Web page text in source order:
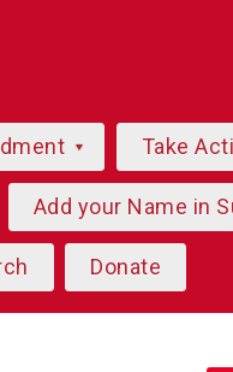
Take
Add your Name in
Donate